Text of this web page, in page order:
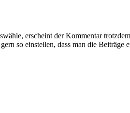
erscheint der Kommentar
so einstellen, dass man die Beiträge